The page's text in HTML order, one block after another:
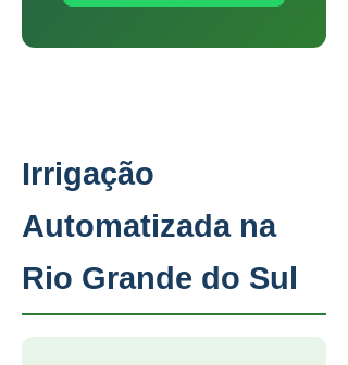
Irrigação
Automatizada na
Rio Grande do Sul